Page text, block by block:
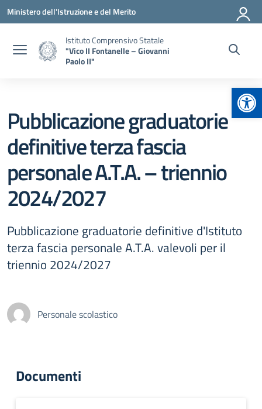
Vai ai contenuti
Vai al menu di navigazione
Vai al footer
Ministero dell'Istruzione e del Merito
Istituto Comprensivo Statale
"Vico II Fontanelle – Giovanni
Paolo II"
Pubblicazione graduatorie
definitive terza fascia
personale A.T.A. – triennio
2024/2027
Pubblicazione graduatorie definitive d'Istituto
terza fascia personale A.T.A. valevoli per il
triennio 2024/2027
Personale scolastico
Documenti